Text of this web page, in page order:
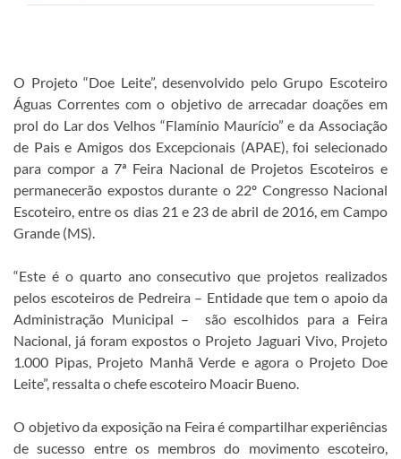
O Projeto “Doe Leite”, desenvolvido pelo Grupo Escoteiro
Águas Correntes com o objetivo de arrecadar doações em
prol do Lar dos Velhos “Flamínio Maurício” e da Associação
de Pais e Amigos dos Excepcionais (APAE), foi selecionado
para compor a 7ª Feira Nacional de Projetos Escoteiros e
permanecerão expostos durante o 22º Congresso Nacional
Escoteiro, entre os dias 21 e 23 de abril de 2016, em Campo
Grande (MS).
“Este é o quarto ano consecutivo que projetos realizados
pelos escoteiros de Pedreira – Entidade que tem o apoio da
Administração Municipal – são escolhidos para a Feira
Nacional, já foram expostos o Projeto Jaguari Vivo, Projeto
1.000 Pipas, Projeto Manhã Verde e agora o Projeto Doe
Leite”, ressalta o chefe escoteiro Moacir Bueno.
O objetivo da exposição na Feira é compartilhar experiências
de sucesso entre os membros do movimento escoteiro,